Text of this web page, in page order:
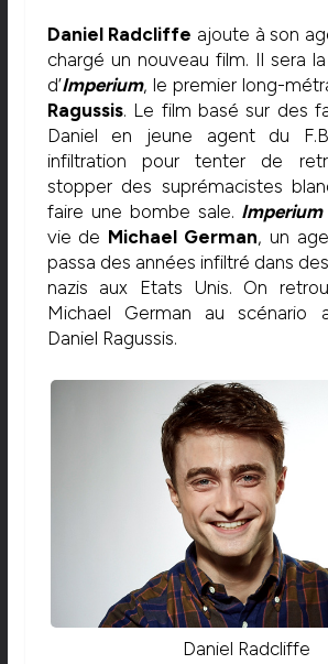
Daniel Radcliffe ajoute à son
chargé un nouveau film. Il sera
d’Imperium, le premier long-
Ragussis. Le film basé sur des
Daniel en jeune agent du
infiltration pour tenter de
stopper des suprémacistes
faire une bombe sale. Imperium
vie de Michael German, un
passa des années infiltré dans
nazis aux Etats Unis. On
Michael German au scénario
Daniel Ragussis.
Daniel Radcliffe